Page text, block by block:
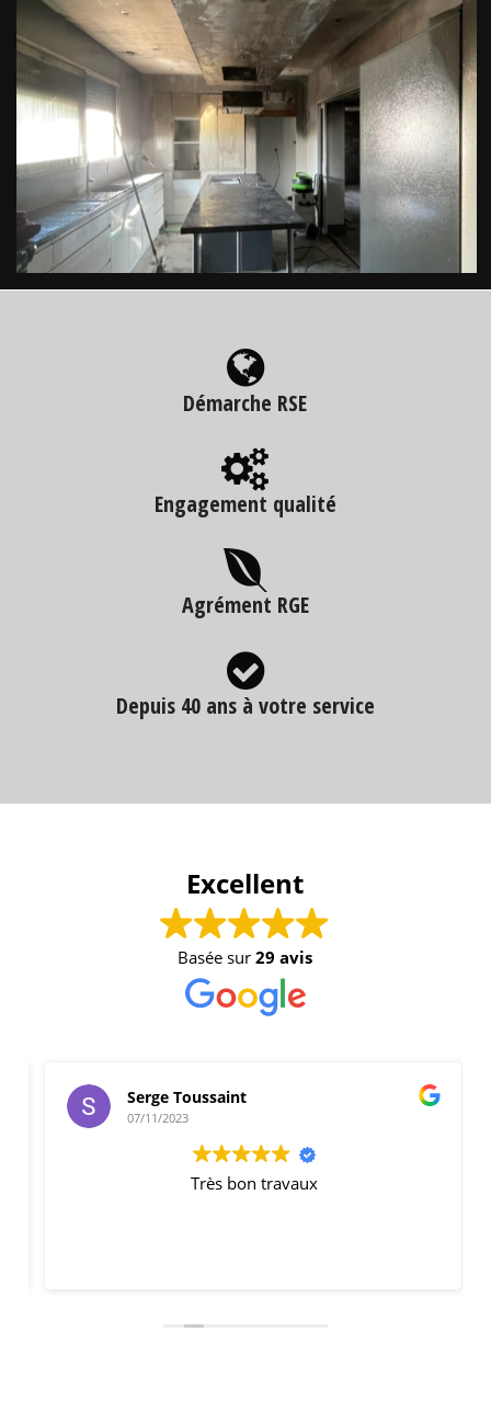
Démarche RSE
Engagement qualité
Agrément RGE
Depuis 40 ans à votre service
Excellent
Basée sur29 avis
Serge Toussaint
07/11/2023
Très bon travaux